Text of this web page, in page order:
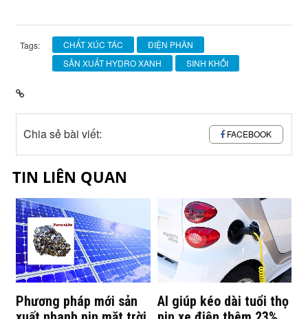
Tags: CHẤT XÚC TÁC
ĐIỆN PHÂN
SẢN XUẤT HYDRO XANH
SINH KHỐI
Chia sẻ bài viết: FACEBOOK
TIN LIÊN QUAN
Phương pháp mới sản
AI giúp kéo dài tuổi thọ